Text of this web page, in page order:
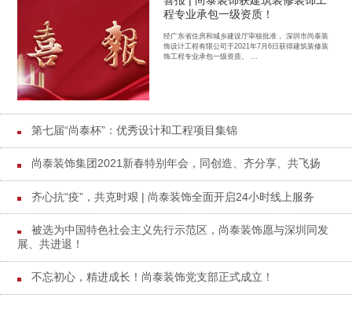
程专业承包一级资质！
经广东省住房和城乡建设厅审核批准， 深圳市尚泰装
饰设计工程有限公司于2021年7月6日获得建筑装修装
饰工程专业承包一级资质。 ...
第七届“尚泰杯”：优秀设计和工程项目集锦
尚泰装饰集团2021新春特别年会，同创造、齐分享、共飞扬
齐心抗“疫”，共克时艰 | 尚泰装饰全面开启24小时线上服务
被选为中国特色社会主义先行示范区，尚泰装饰愿与深圳同发
展、共进退！
不忘初心，精进成长！尚泰装饰党支部正式成立！